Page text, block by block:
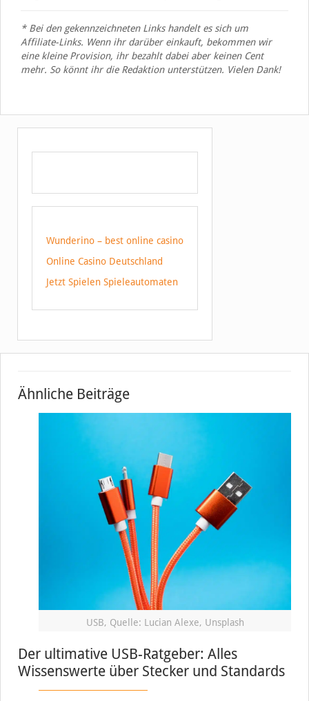
* Bei den gekennzeichneten Links handelt es sich um
Affiliate-Links. Wenn ihr darüber einkauft, bekommen wir
eine kleine Provision, ihr bezahlt dabei aber keinen Cent
mehr. So könnt ihr die Redaktion unterstützen. Vielen Dank!
Wunderino – best online casino
Online Casino Deutschland
Jetzt Spielen Spieleautomaten
Ähnliche Beiträge
USB, Quelle: Lucian Alexe, Unsplash
Der ultimative USB-Ratgeber: Alles
Wissenswerte über Stecker und Standards